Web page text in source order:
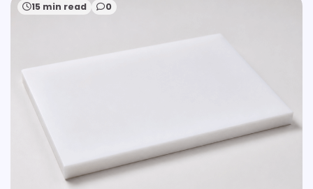
15 min read 0